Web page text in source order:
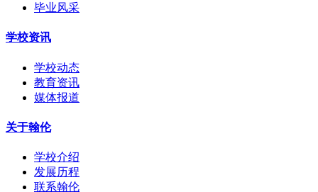
毕业风采
学校资讯
学校动态
教育资讯
媒体报道
关于翰伦
学校介绍
发展历程
联系翰伦